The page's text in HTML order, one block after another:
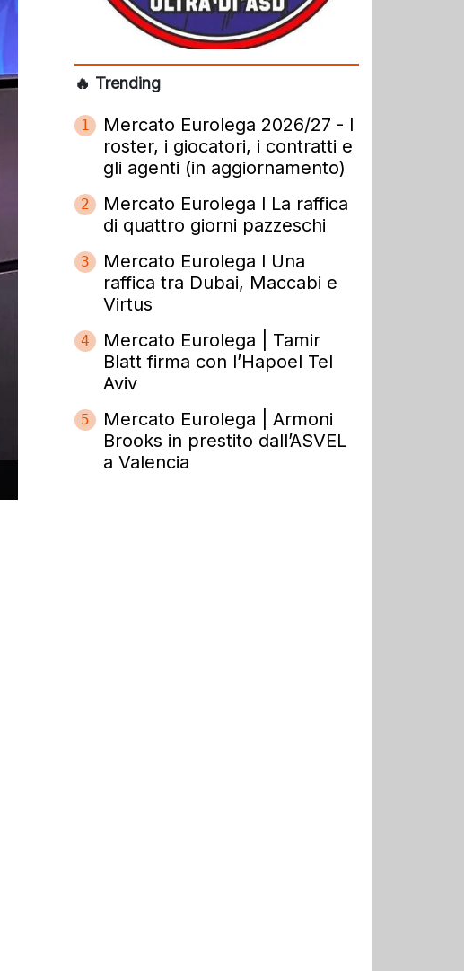
🔥 Trending
1
Mercato Eurolega 2026/27 - I
roster, i giocatori, i contratti e
gli agenti (in aggiornamento)
2
Mercato Eurolega l La raffica
di quattro giorni pazzeschi
3
Mercato Eurolega l Una
raffica tra Dubai, Maccabi e
Virtus
4
Mercato Eurolega | Tamir
Blatt firma con l’Hapoel Tel
Aviv
5
Mercato Eurolega | Armoni
Brooks in prestito dall’ASVEL
a Valencia